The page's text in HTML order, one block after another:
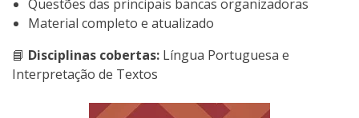
Questões das principais bancas organizadoras
Material completo e atualizado
📘 Disciplinas cobertas: Língua Portuguesa e
Interpretação de Textos